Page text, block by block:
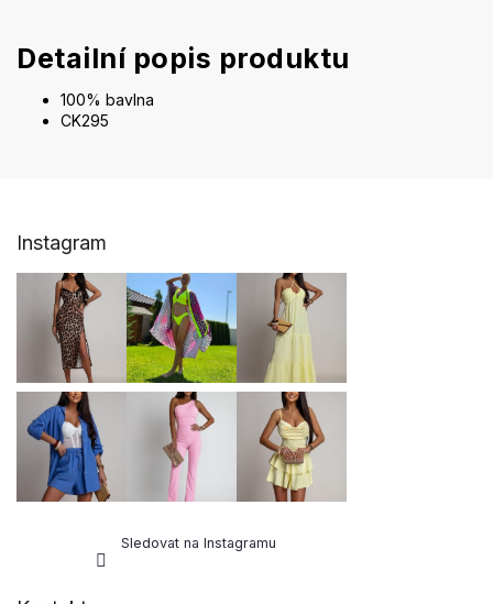
Detailní popis produktu
100% bavlna
CK295
Instagram
Sledovat na Instagramu